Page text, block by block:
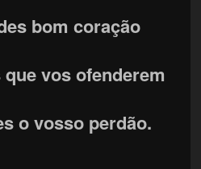
bom coração
vos ofenderem
o vosso perdão.